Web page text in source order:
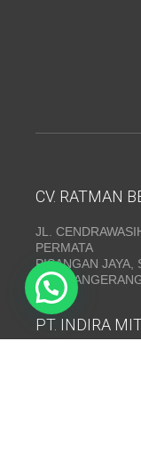
CV. RATMAN
JL.
PERMATA
PISANGAN JAYA,
KAB.
PT. INDIRA